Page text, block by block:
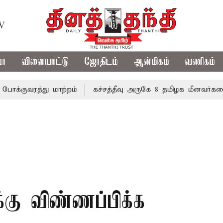
விளையாட்டு ஜோதிடம் ஆன்மிகம் வணிகம்
மாற்றம் கச்சத்தீவு அருகே 8 தமிழக மீனவர்களை
விண்ணப்பிக்க